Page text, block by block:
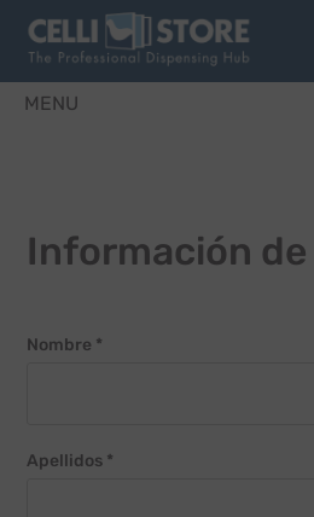
MENU
Información
Nombre *
Apellidos *